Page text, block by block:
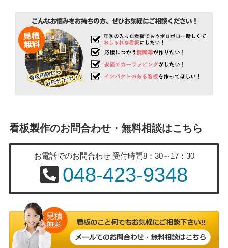
看板製作のお問合わせ・無料相談はこちら
お電話でのお問合わせ 受付時間8：30～17：30
048-423-9348